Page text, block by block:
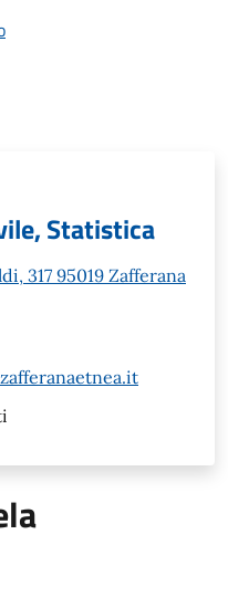
Statistica
317 95019 Zafferana